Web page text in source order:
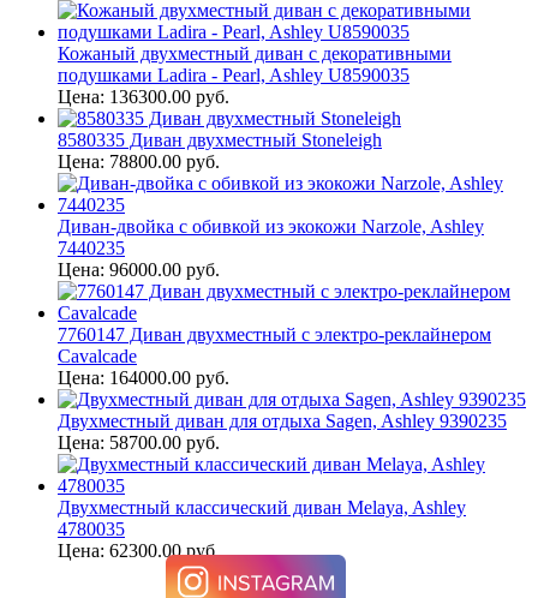
Кожаный двухместный диван c декоративными
подушками Ladira - Pearl, Ashley U8590035
Цена: 136300.00 руб.
8580335 Диван двухместный Stoneleigh
Цена: 78800.00 руб.
Диван-двойка с обивкой из экокожи Narzole, Ashley
7440235
Цена: 96000.00 руб.
7760147 Диван двухместный с электро-реклайнером
Cavalcade
Цена: 164000.00 руб.
Двухместный диван для отдыха Sagen, Ashley 9390235
Цена: 58700.00 руб.
Двухместный классический диван Melaya, Ashley
4780035
Цена: 62300.00 руб.